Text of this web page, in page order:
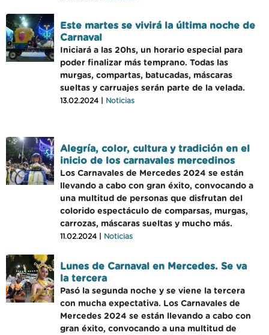
Este martes se vivirá la última noche de
Carnaval
Iniciará a las 20hs, un horario especial para
poder finalizar más temprano. Todas las
murgas, compartas, batucadas, máscaras
sueltas y carruajes serán parte de la velada.
13.02.2024 | Noticias
Alegría, color, cultura y tradición en el
inicio de los carnavales mercedinos
Los Carnavales de Mercedes 2024 se están
llevando a cabo con gran éxito, convocando a
una multitud de personas que disfrutan del
colorido espectáculo de comparsas, murgas,
carrozas, máscaras sueltas y mucho más.
11.02.2024 | Noticias
Lunes de Carnaval en Mercedes. Se va
la tercera
Pasó la segunda noche y se viene la tercera
con mucha expectativa. Los Carnavales de
Mercedes 2024 se están llevando a cabo con
gran éxito, convocando a una multitud de